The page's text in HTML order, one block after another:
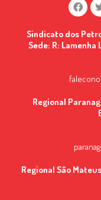
Sindicato dos
Sede: R:
Regional
Regional São